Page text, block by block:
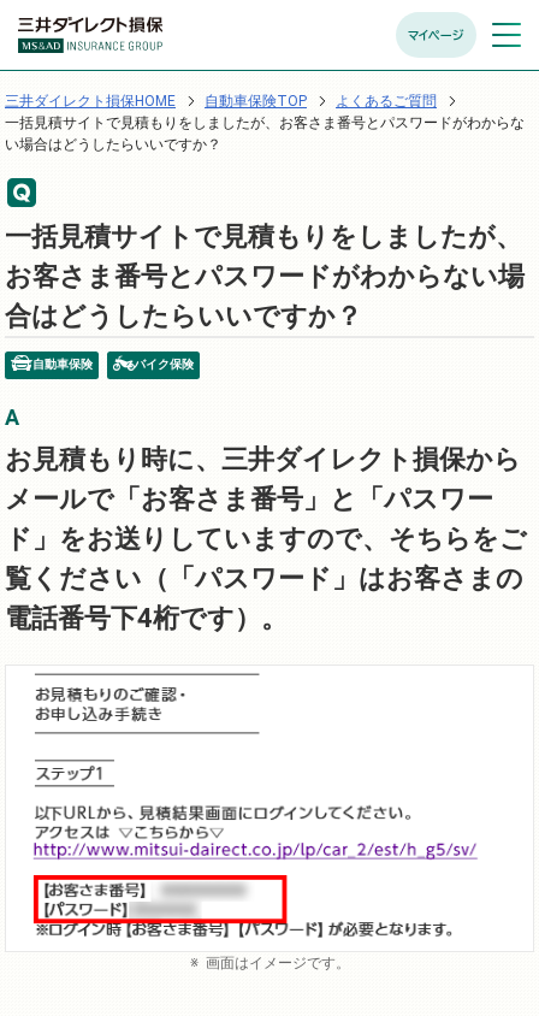
マイページ メニュ
開く
三井ダイレクト損保HOME 自動車保険TOP
よくあるご質問
一括見積サイトで見積もりをしましたが、お客さま番号とパスワードがわからな
い場合はどうしたらいいですか？
一括見積サイトで見積もりをしましたが、
お客さま番号とパスワードがわからない場
合はどうしたらいいですか？
自動車保険 バイク保険
お見積もり時に、三井ダイレクト損保から
メールで「お客さま番号」と「パスワー
ド」をお送りしていますので、そちらをご
覧ください（「パスワード」はお客さまの
電話番号下4桁です）。
画面はイメージです。